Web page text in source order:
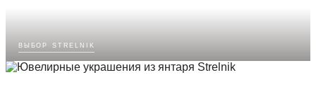
выбор strelnik